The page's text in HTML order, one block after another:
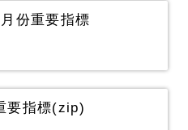
份重要指標
要指標(zip)